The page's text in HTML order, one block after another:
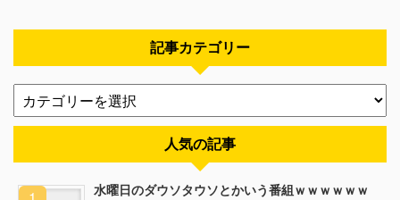
記事カテゴリー
人気の記事
水曜日のダウソタウソとかいう番組ｗｗｗｗｗｗ